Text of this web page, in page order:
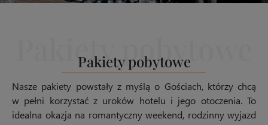
Pakiety pobytowe
Nasze pakiety powstały z myślą o Gościach, którzy chcą
w pełni korzystać z uroków hotelu i jego otoczenia. To
idealna okazja na romantyczny weekend, rodzinny wyjazd